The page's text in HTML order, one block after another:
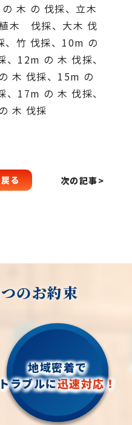
木 の 伐採、立木
木 伐採、大木 伐
、竹 伐採、10m の
12m の 木 伐採、
木 伐採、15m の
17m の 木 伐採、
木 伐採
る 次の記事>
のお約束
地域密着で
トラブルに迅速対応！